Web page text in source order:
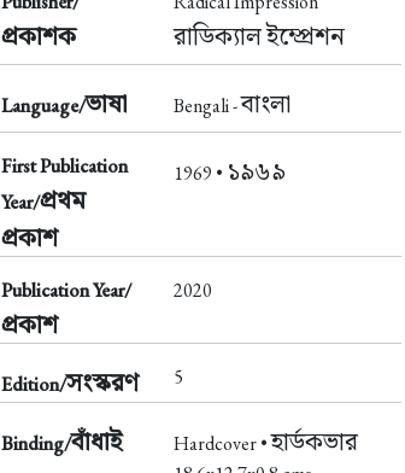
প্রকাশক রাডিক্যাল ইম্প্রেশন
Language/ভাষা Bengali -বাংলা
First Publication
Year/প্রথম
প্রকাশ
1969 • ১৯৬৯
Publication Year/
প্রকাশ
2020
Edition/সংস্করণ 5
Binding/বাঁধাই Hardcover •হার্ডকভার